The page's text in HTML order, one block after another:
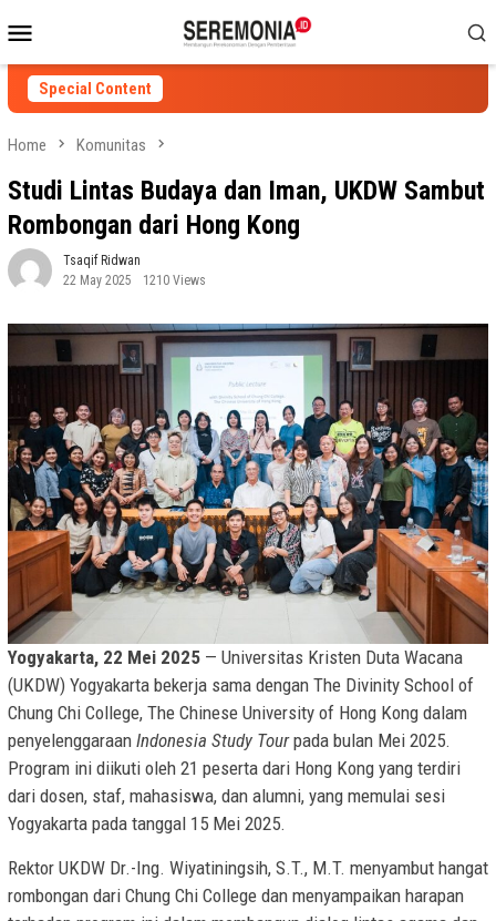
to
contentMenu
Special Content
Home Komunitas
Studi Lintas Budaya dan Iman, UKDW Sambut
Rombongan dari Hong Kong
Tsaqif Ridwan
22 May 2025
1210 Views
Yogyakarta, 22 Mei 2025 — Universitas Kristen Duta Wacana
(UKDW) Yogyakarta bekerja sama dengan The Divinity School of
Chung Chi College, The Chinese University of Hong Kong dalam
penyelenggaraan Indonesia Study Tourpada bulan Mei 2025.
Program ini diikuti oleh 21 peserta dari Hong Kong yang terdiri
dari dosen, staf, mahasiswa, dan alumni, yang memulai sesi
Yogyakarta pada tanggal 15 Mei 2025.
Rektor UKDW Dr.-Ing. Wiyatiningsih, S.T., M.T. menyambut hangat
rombongan dari Chung Chi College dan menyampaikan harapan